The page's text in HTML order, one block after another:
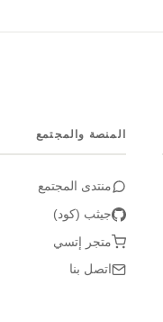
المنصة والمجتمع
منتدى المجتمع
جيثب (كود)
متجر إتسي
اتصل بنا